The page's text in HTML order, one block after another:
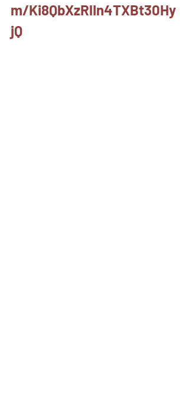
m/Ki8QbXzRlIn4TXBt30Hy
jQ